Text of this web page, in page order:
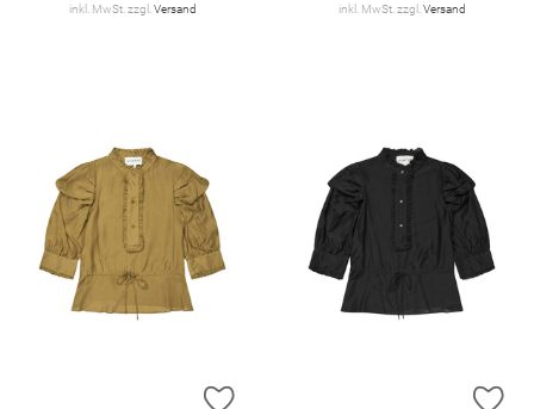
inkl. MwSt. zzgl. Versand inkl. MwSt. zzgl. Versand
ZUR WUNSCHLISTE HINZUFÜGEN